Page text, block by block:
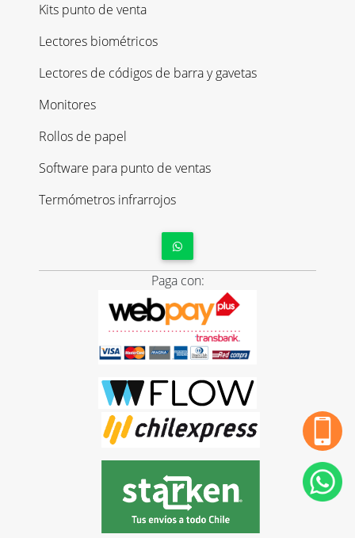
Kits punto de venta
Lectores biométricos
Lectores de códigos de barra y gavetas
Monitores
Rollos de papel
Software para punto de ventas
Termómetros infrarrojos
Paga con: